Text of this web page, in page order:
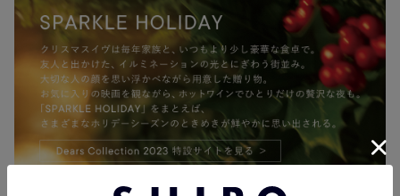
注文後、お届けまでにかかる日数の目安
北海道 3〜4日
東北・関東・中部・関西 2〜3日
中国・四国・九州 3〜4日
※
オンラインストアでご購入の場合、発送完了メールの翌日から10日
間。対象の直営店舗でご購入の場合、購入日の翌日から7日間